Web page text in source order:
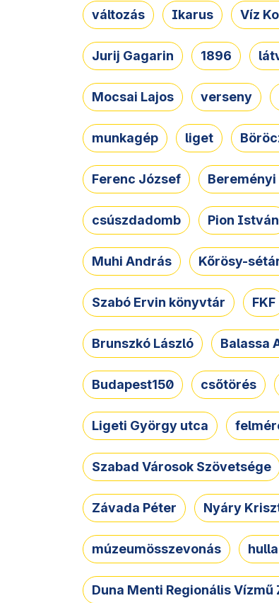
változás Ikarus Víz
Jurij Gagarin 1896
Mocsai Lajos verseny
munkagép liget
Ferenc József Bereményi
csúszdadomb Pion István
Muhi András Kőrösy-
Szabó Ervin könyvtár FKF
Brunszkó László Balassa
Budapest150 csőtörés
Ligeti György utca
Szabad Városok Szövetsége
Závada Péter Nyáry
múzeumösszevonás
Duna Menti Regionális Vízmű